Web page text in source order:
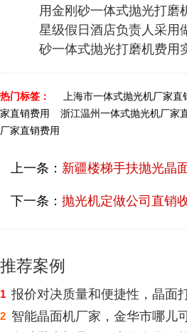
用金刚砂一体式抛光打磨
星级假日酒店负责人采用
砂一体式抛光打磨机费用
热门标签： 上海市一体式抛光机厂家直
家直销费用
浙江温州一体式抛光机厂家
厂家直销费用
上一条： 新疆楼梯手扶抛光晶面机
下一条： 抛光机定做公司直销
推荐案例
1
2